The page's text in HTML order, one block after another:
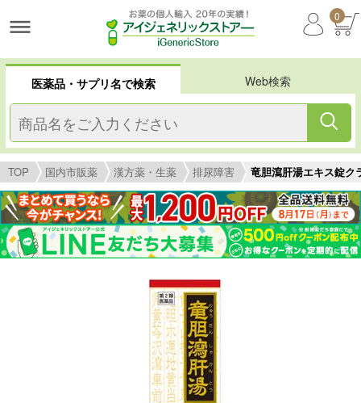
0
医薬品・サプリ名で検索 Web検索
TOP 国内市販薬 漢方薬・生薬 排尿障害 竜胆瀉肝湯エキス錠ク